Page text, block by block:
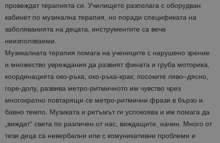
провеждат терапията си. Училището разполага с оборудван
кабинет по музикална терапия, но поради спецификата на
заболяванията на децата, инструментите са вече
неизползваеми.
Музикалната терапия помага на учениците с нарушено зрение
и множество увреждания да развият фината и груба моторика,
координацията око-ръка; око-ръка-крак; посоките ляво–дясно,
горе-долу, развива метро-ритмичното им чувство чрез
многократно повтарящи се метро-ритмични фрази в бързо и
бавно темпо. Музиката и ритъмът ги успокоява и им помага да
„виждат“ света по различен от нас, виждащите, начин. Много от
тези деца са невербални или с комуникативни проблеми и